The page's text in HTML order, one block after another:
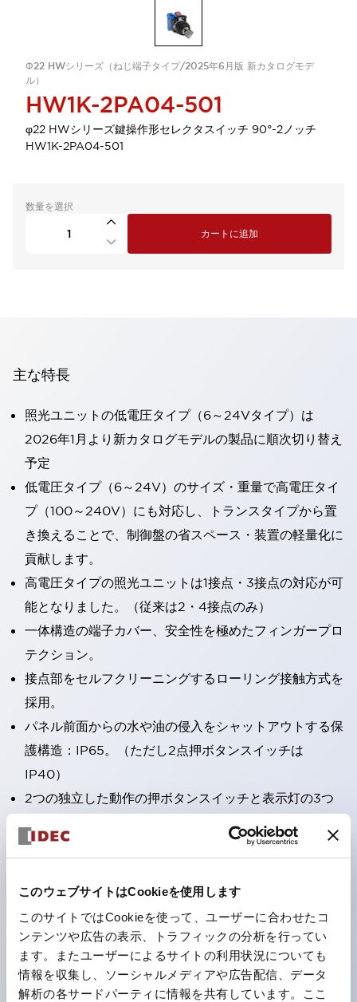
このウェブサイトはCookieを使用します
このサイトではCookieを使って、ユーザーに合わせたコ
ンテンツや広告の表示、トラフィックの分析を行ってい
ます。またユーザーによるサイトの利用状況についても
情報を収集し、ソーシャルメディアや広告配信、データ
解析の各サードパーティに情報を共有しています。ここ
Φ22 HWシリーズ（ねじ端子タイプ/2025年6月版 新カタログモデ
ル）
HW1K-2PA04-501
φ22 HWシリーズ鍵操作形セレクタスイッチ 90°-2ノッチ
HW1K-2PA04-501
数量を選択
カートに追加
主な特長
照光ユニットの低電圧タイプ（6～24Vタイプ）は
2026年1月より新カタログモデルの製品に順次切り替え
予定
低電圧タイプ（6～24V）のサイズ・重量で高電圧タイ
プ（100～240V）にも対応し、トランスタイプから置
き換えることで、制御盤の省スペース・装置の軽量化に
貢献します。
高電圧タイプの照光ユニットは1接点・3接点の対応が可
能となりました。（従来は2・4接点のみ）
一体構造の端子カバー、安全性を極めたフィンガープロ
テクション。
接点部をセルフクリーニングするローリング接触方式を
採用。
パネル前面からの水や油の侵入をシャットアウトする保
護構造：IP65。（ただし2点押ボタンスイッチは
IP40）
2つの独立した動作の押ボタンスイッチと表示灯の3つ
の機能を1つのスイッチで可能にした2点押ボタンスイッ
チも完備。
1つで6色の役をこなすLED球（LSRD球）。これまで色
ごとに分かれていたLED球を、1色のLED球で各色を表
現できるようにしました。
カラーユニバーサルデザインに対応。表示灯（角平形）
の点灯/消灯の認識および、点灯時のランプ色の識別が